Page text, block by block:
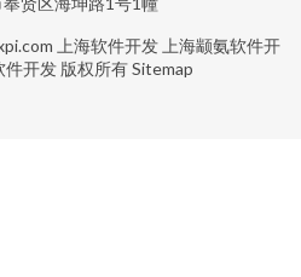
上海软件开发 上海颛氨软件开
件开发 版权所有Sitemap